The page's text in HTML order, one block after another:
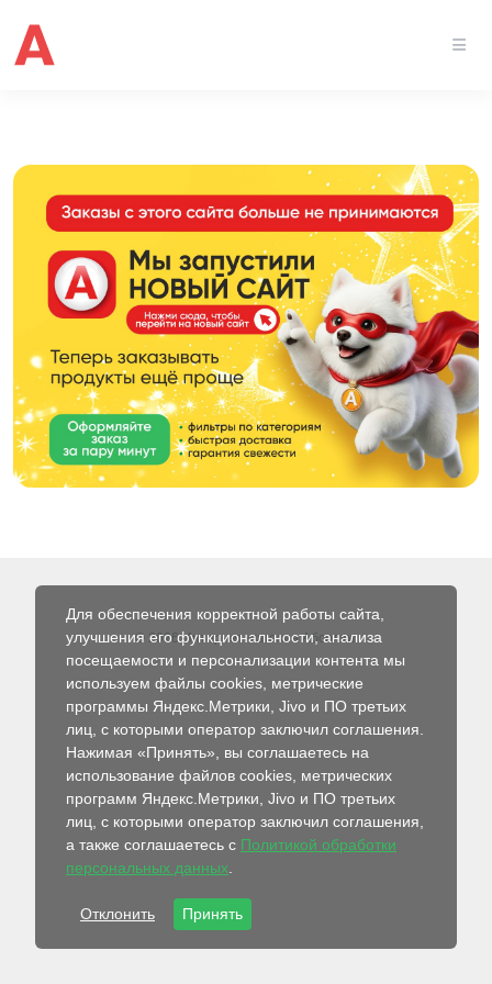
© 2026 Интернет-магазин Абсолют
Для обеспечения корректной работы сайта,
улучшения его функциональности, анализа
посещаемости и персонализации контента мы
используем файлы cookies, метрические
программы Яндекс.Метрики, Jivo и ПО третьих
лиц, с которыми оператор заключил соглашения.
Нажимая «Принять», вы соглашаетесь на
использование файлов cookies, метрических
программ Яндекс.Метрики, Jivo и ПО третьих
лиц, с которыми оператор заключил соглашения,
а также соглашаетесь с Политикой обработки
персональных данных
Отклонить Принять